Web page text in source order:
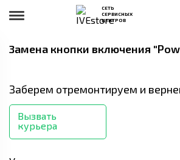
СЕТЬ
СЕРВИСНЫХ
ЦЕНТРОВ
Замена кнопки включения
Заберем отремонтируем и
Вызвать
курьера